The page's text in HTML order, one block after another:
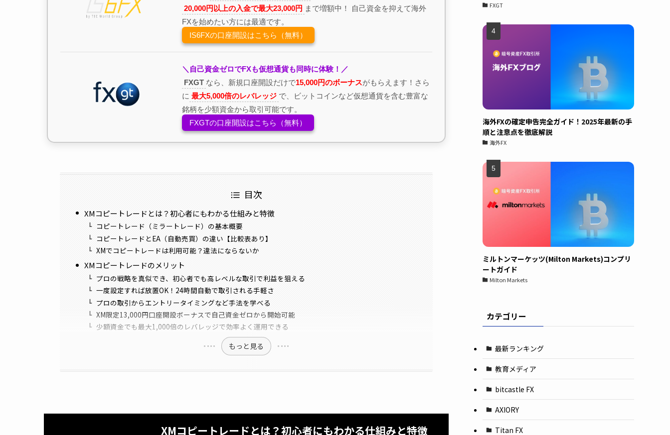
20,000円以上の入金で最大23,000円 まで増額中！ 自己資金を抑えて海外
FXを始めたい方には最適です。
IS6FXの口座開設はこちら（無料）
＼自己資金ゼロでFXも仮想通貨も同時に体験！／
FXGT なら、新規口座開設だけで15,000円のボーナスがもらえます！さら
に 最大5,000倍のレバレッジ で、ビットコインなど仮想通貨を含む豊富な
銘柄を少額資金から取引可能です。
FXGTの口座開設はこちら（無料）
目次
XMコピートレードとは？初心者にもわかる仕組みと特徴
コピートレード（ミラートレード）の基本概要
コピートレードとEA（自動売買）の違い【比較表あり】
XMでコピートレードは利用可能？違法にならないか
XMコピートレードのメリット
プロの戦略を真似でき、初心者でも高レベルな取引で利益を狙える
一度設定すれば放置OK！24時間自動で取引される手軽さ
プロの取引からエントリータイミングなど手法を学べる
XM限定13,000円口座開設ボーナスで自己資金ゼロから開始可能
少額資金でも最大1,000倍のレバレッジで効率よく運用できる
もっと見る
XMコピートレードとは？初心者にもわかる仕組みと特徴
FXGT
海外FXの確定申告完全ガイド！2025年最新の手
順と注意点を徹底解説
海外FX
ミルトンマーケッツ(Milton Markets)コンプリ
ートガイド
Milton Markets
カテゴリー
最新ランキング
教育メディア
bitcastle FX
AXIORY
Titan FX